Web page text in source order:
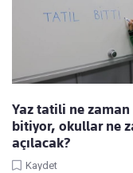
Yaz tatili ne zaman
bitiyor, okullar ne
açılacak?
Kaydet